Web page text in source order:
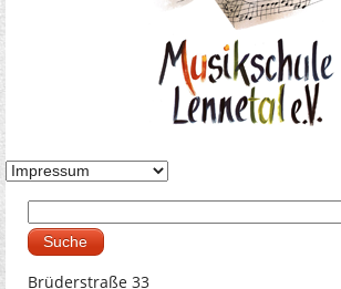
Suchformular
Brüderstraße 33